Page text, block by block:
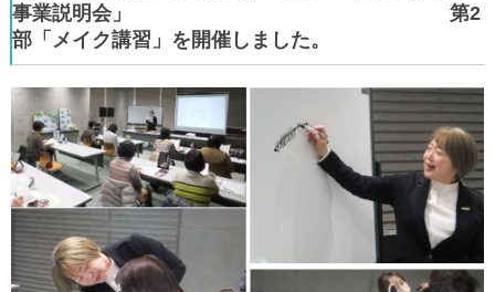
事業説明会」 第2
部「メイク講習」を開催しました。